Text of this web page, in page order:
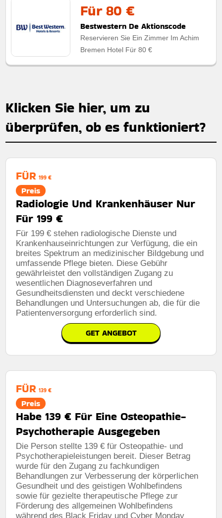
Für 80 €
Bestwestern De Aktionscode
Reservieren Sie Ein Zimmer Im Achim
Bremen Hotel Für 80 €
Klicken Sie hier, um zu
überprüfen, ob es funktioniert?
FÜR 199 €
Preis
Radiologie Und Krankenhäuser Nur
Für 199 €
Für 199 € stehen radiologische Dienste und
Krankenhauseinrichtungen zur Verfügung, die ein
breites Spektrum an medizinischer Bildgebung und
umfassende Pflege bieten. Diese Gebühr
gewährleistet den vollständigen Zugang zu
wesentlichen Diagnoseverfahren und
Gesundheitsdiensten und deckt verschiedene
Behandlungen und Untersuchungen ab, die für die
Patientenversorgung erforderlich sind.
GET ANGEBOT
FÜR 139 €
Preis
Habe 139 € Für Eine Osteopathie-
Psychotherapie Ausgegeben
Die Person stellte 139 € für Osteopathie- und
Psychotherapieleistungen bereit. Dieser Betrag
wurde für den Zugang zu fachkundigen
Behandlungen zur Verbesserung der körperlichen
Gesundheit und des geistigen Wohlbefindens
sowie für gezielte therapeutische Pflege zur
Förderung des allgemeinen Wohlbefindens
während des Black Friday und Cyber ​​Monday